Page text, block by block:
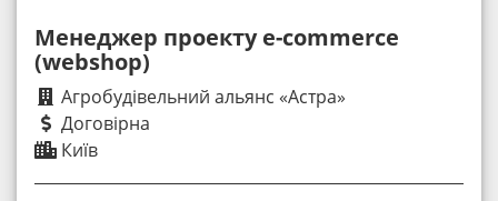
Менеджер проекту e-commerce
(webshop)
Агробудівельний альянс «Астра»
Договірна
Київ